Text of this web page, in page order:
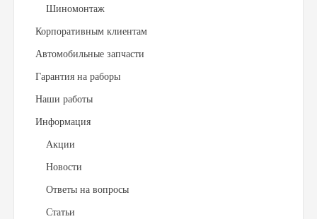
Шиномонтаж
Корпоративным клиентам
Автомобильные запчасти
Гарантия на раборы
Наши работы
Информация
Акции
Новости
Ответы на вопросы
Статьи